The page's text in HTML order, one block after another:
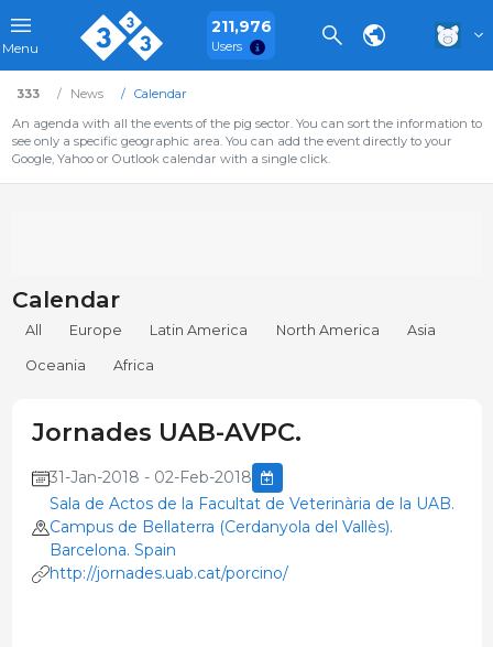
Menu
211,976
Users
333 News
Calendar
An agenda with all the events of the pig sector. You can sort the information to
see only a specific geographic area. You can add the event directly to your
Google, Yahoo or Outlook calendar with a single click.
Calendar
All Europe Latin America North America Asia
Oceania Africa
Jornades UAB-AVPC.
31-Jan-2018 - 02-Feb-2018
Sala de Actos de la Facultat de Veterinària de la UAB.
Campus de Bellaterra (Cerdanyola del Vallès).
Barcelona. Spain
http://jornades.uab.cat/porcino/